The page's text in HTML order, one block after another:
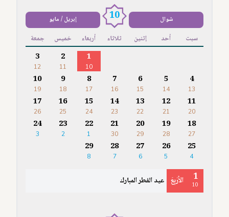
شوال 10 إبريل / مايو
سبت أحد إثنين ثلاثاء أربعاء خميس جمعة
1
10
2
11
3
12
4
13
5
14
6
15
7
16
8
17
9
18
10
19
11
20
12
21
13
22
14
23
15
24
16
25
17
26
18
27
19
28
20
29
21
30
22
1
23
2
24
3
25
4
26
5
27
6
28
7
29
8
1
10 الأَرْبِعَ عيد الفطر المبارك